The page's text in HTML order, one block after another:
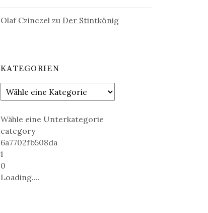
Olaf Czinczel zu Der Stintkönig
KATEGORIEN
Wähle eine Unterkategorie
category
6a7702fb508da
1
0
Loading....